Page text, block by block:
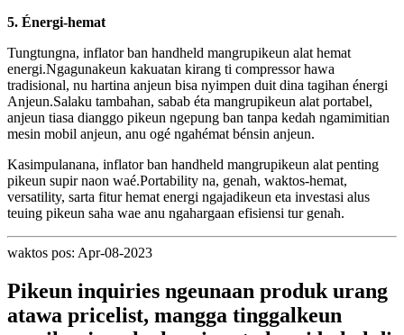
5. Énergi-hemat
Tungtungna, inflator ban handheld mangrupikeun alat hemat
energi.Ngagunakeun kakuatan kirang ti compressor hawa
tradisional, nu hartina anjeun bisa nyimpen duit dina tagihan énergi
Anjeun.Salaku tambahan, sabab éta mangrupikeun alat portabel,
anjeun tiasa dianggo pikeun ngepung ban tanpa kedah ngamimitian
mesin mobil anjeun, anu ogé ngahémat bénsin anjeun.
Kasimpulanana, inflator ban handheld mangrupikeun alat penting
pikeun supir naon waé.Portability na, genah, waktos-hemat,
versatility, sarta fitur hemat energi ngajadikeun eta investasi alus
teuing pikeun saha wae anu ngahargaan efisiensi tur genah.
waktos pos: Apr-08-2023
Pikeun inquiries ngeunaan produk urang
atawa pricelist, mangga tinggalkeun